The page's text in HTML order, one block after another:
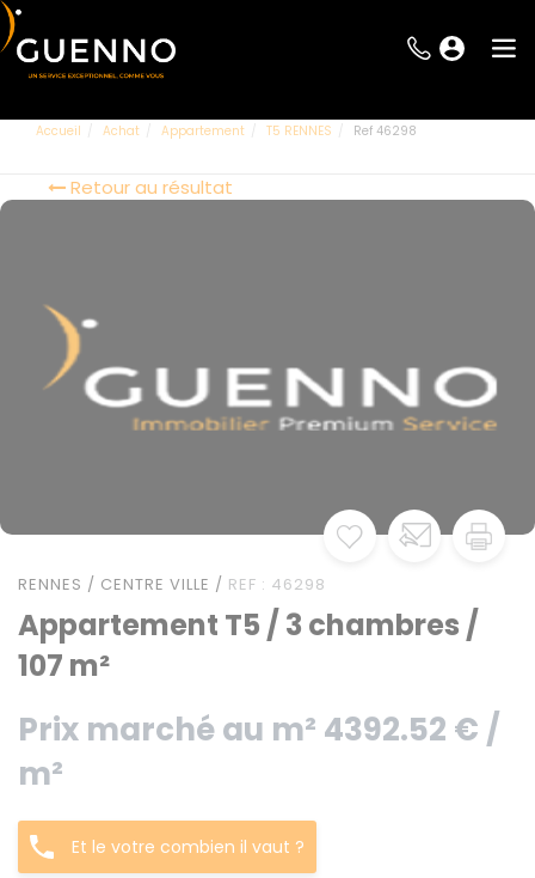
Accueil Achat Appartement T5 RENNES Ref 46298
Retour au résultat
RENNES / CENTRE VILLE / REF : 46298
Appartement T5 / 3 chambres /
107 m²
Prix marché au m² 4392.52 € /
m²
Et le votre combien il vaut ?